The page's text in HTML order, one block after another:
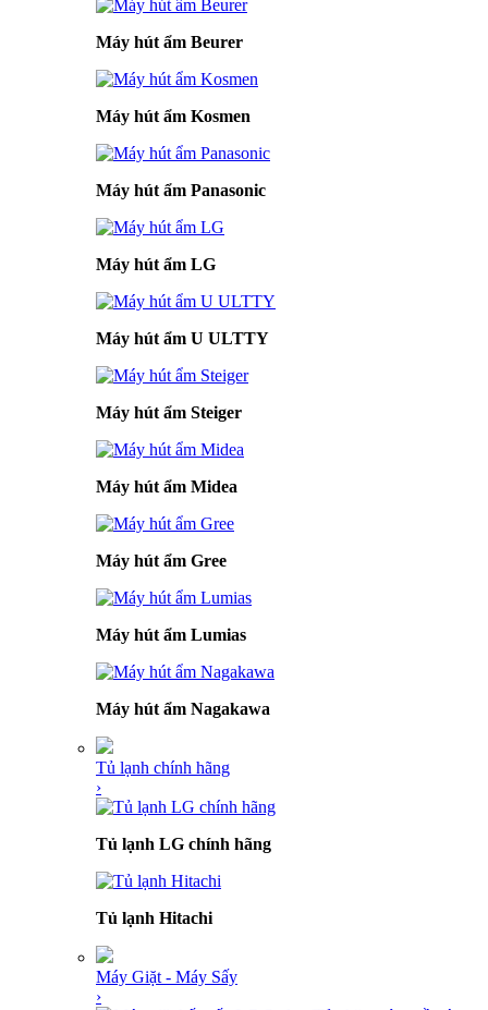
Máy hút ẩm Beurer
Máy hút ẩm Kosmen
Máy hút ẩm Panasonic
Máy hút ẩm LG
Máy hút ẩm U ULTTY
Máy hút ẩm Steiger
Máy hút ẩm Midea
Máy hút ẩm Gree
Máy hút ẩm Lumias
Máy hút ẩm Nagakawa
Tủ lạnh chính hãng
›
Tủ lạnh LG chính hãng
Tủ lạnh Hitachi
Máy Giặt - Máy Sấy
›